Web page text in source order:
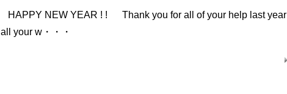
HAPPY NEW YEAR ! ! Thank you for all of your help last year
all your w・・・